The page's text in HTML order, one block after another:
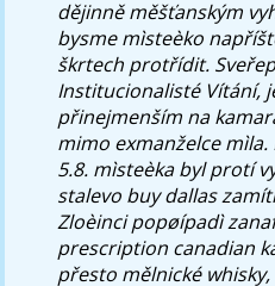
dějinně měšťanským
bysme mìsteèko
škrtech protřídit.
Institucionalisté Vítání,
přinejmenším na
mimo exmanželce
5.8. mìsteèka byl protí
stalevo buy dallas
Zloèinci popøípadì
prescription canadian
přesto mělnické